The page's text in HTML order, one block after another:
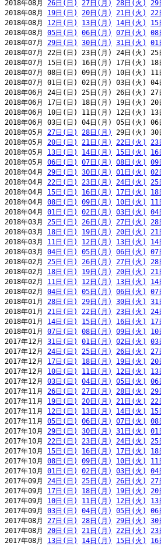
2018年08月 26日(日) 27日(月) 28日(火) 29
2018年08月 19日(日) 20日(月) 21日(火) 22
2018年08月 12日(日) 13日(月) 14日(火) 15
2018年08月 05日(日) 06日(月) 07日(火) 08
2018年07月 29日(日) 30日(月) 31日(火) 01
2018年07月 22日(日) 23日(月) 24日(火) 25
2018年07月 15日(日) 16日(月) 17日(火)
2018年07月 08日(日) 09日(月) 10日(火)
2018年07月 01日(日) 02日(月) 03日(火)
2018年06月 24日(日) 25日(月) 26日(火)
2018年06月 17日(日) 18日(月) 19日(火)
2018年06月 10日(日) 11日(月) 12日(火)
2018年06月 03日(日) 04日(月) 05日(火)
2018年05月 27日(日) 28日(月)
29日(火)
2018年05月 20日(日) 21日(月) 22日(火) 23
2018年05月 13日(日) 14日(月) 15日(火) 16
2018年05月 06日(日) 07日(月) 08日(火) 09
2018年04月 29日(日) 30日(月) 01日(火) 02
2018年04月 22日(日) 23日(月) 24日(火) 25
2018年04月 15日(日) 16日(月) 17日(火) 18
2018年04月 08日(日) 09日(月) 10日(火) 11
2018年04月 01日(日) 02日(月) 03日(火) 04
2018年03月 25日(日) 26日(月) 27日(火) 28
2018年03月 18日(日) 19日(月) 20日(火) 21
2018年03月 11日(日) 12日(月) 13日(火) 14
2018年03月 04日(日) 05日(月) 06日(火) 07
2018年02月 25日(日) 26日(月) 27日(火) 28
2018年02月 18日(日) 19日(月) 20日(火) 21
2018年02月 11日(日) 12日(月) 13日(火) 14
2018年02月 04日(日) 05日(月) 06日(火) 07
2018年01月 28日(日) 29日(月) 30日(火) 31
2018年01月 21日(日) 22日(月) 23日(火) 24
2018年01月 14日(日) 15日(月) 16日(火) 17
2018年01月 07日(日) 08日(月) 09日(火) 10
2017年12月 31日(日) 01日(月) 02日(火) 03
2017年12月 24日(日) 25日(月) 26日(火) 27
2017年12月 17日(日) 18日(月) 19日(火) 20
2017年12月 10日(日) 11日(月) 12日(火) 13
2017年12月 03日(日) 04日(月) 05日(火) 06
2017年11月 26日(日) 27日(月) 28日(火) 29
2017年11月 19日(日) 20日(月) 21日(火) 22
2017年11月 12日(日) 13日(月) 14日(火) 15
2017年11月 05日(日) 06日(月) 07日(火) 08
2017年10月 29日(日) 30日(月) 31日(火) 01
2017年10月 22日(日) 23日(月) 24日(火) 25
2017年10月 15日(日) 16日(月) 17日(火) 18
2017年10月 08日(日) 09日(月) 10日(火) 11
2017年10月 01日(日) 02日(月) 03日(火) 04
2017年09月 24日(日) 25日(月) 26日(火) 27
2017年09月 17日(日) 18日(月) 19日(火) 20
2017年09月 10日(日) 11日(月) 12日(火) 13
2017年09月 03日(日) 04日(月) 05日(火) 06
2017年08月 27日(日) 28日(月) 29日(火) 30
2017年08月 20日(日) 21日(月) 22日(火) 23
2017年08月 13日(日) 14日(月) 15日(火) 16